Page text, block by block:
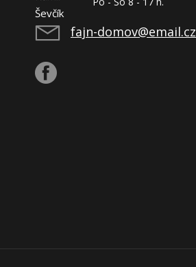
fajn-domov@email.cz